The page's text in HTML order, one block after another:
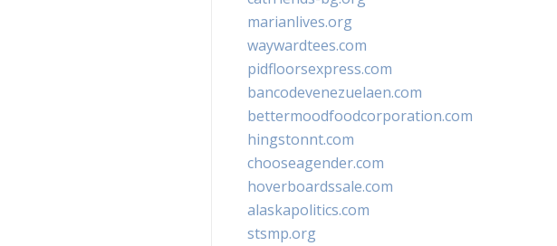
marianlives.org
waywardtees.com
pidfloorsexpress.com
bancodevenezuelaen.com
bettermoodfoodcorporation.com
hingstonnt.com
chooseagender.com
hoverboardssale.com
alaskapolitics.com
stsmp.org